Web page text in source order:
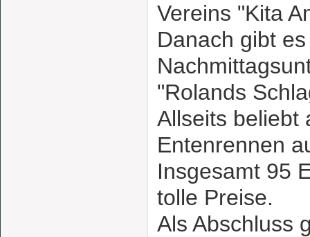
Vereins "Kita
Danach gibt
"Rolands
Allseits beliebt
Entenrennen
Insgesamt 95
tolle Preise.
Als Abschluss